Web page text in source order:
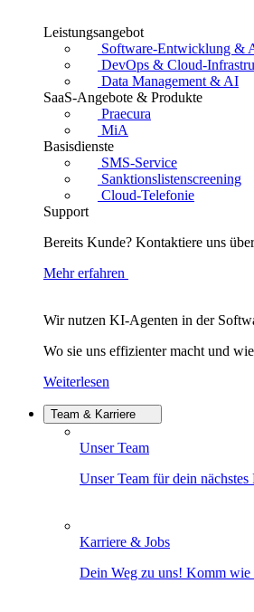
Leistungsangebot
Software-Entwicklung &
DevOps & Cloud-
Data Management & AI
SaaS-Angebote & Produkte
Praecura
MiA
Basisdienste
SMS-Service
Sanktionslistenscreening
Cloud-Telefonie
Support
Bereits Kunde? Kontaktiere uns
Mehr erfahren
Wir nutzen KI-Agenten in der
Wo sie uns effizienter macht und
Weiterlesen
Team & Karriere
Unser Team
Unser Team für dein nächstes
Karriere & Jobs
Dein Weg zu uns! Komm wie